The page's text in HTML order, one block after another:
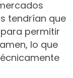
tendrían que
permitir
lo que